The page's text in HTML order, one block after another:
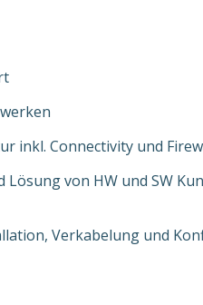
inkl. Connectivity und
Lösung von HW und SW
Verkabelung und